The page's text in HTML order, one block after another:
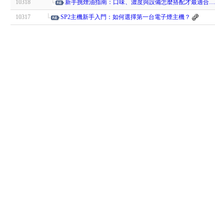
10318 新手挑煙油指南：口味、濃度與設備怎麼搭配才最適合…
10317 SP2主機新手入門：如何選擇第一台電子煙主機？